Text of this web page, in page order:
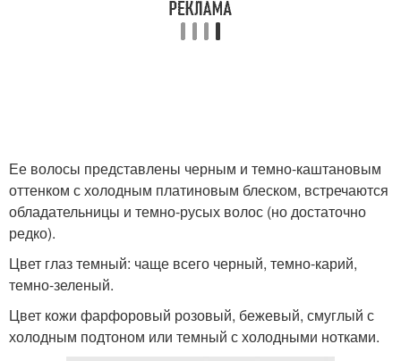
Ее волосы представлены черным и темно-каштановым
оттенком с холодным платиновым блеском, встречаются
обладательницы и темно-русых волос (но достаточно
редко).
Цвет глаз темный: чаще всего черный, темно-карий,
темно-зеленый.
Цвет кожи фарфоровый розовый, бежевый, смуглый с
холодным подтоном или темный с холодными нотками.